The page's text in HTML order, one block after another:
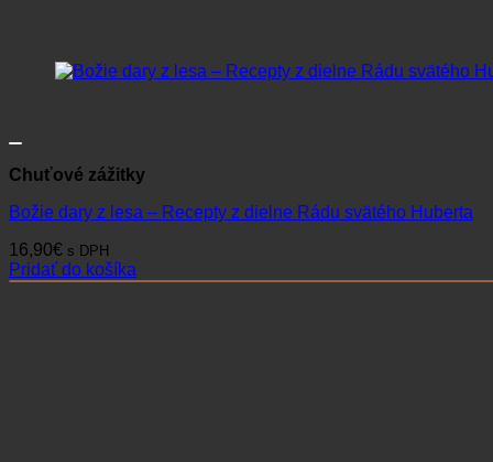
Chuťové zážitky
Božie dary z lesa – Recepty z dielne Rádu svätého Huberta
16,90€ s DPH
Pridať do košíka